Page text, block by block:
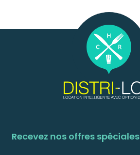
Recevez nos offres spéciales